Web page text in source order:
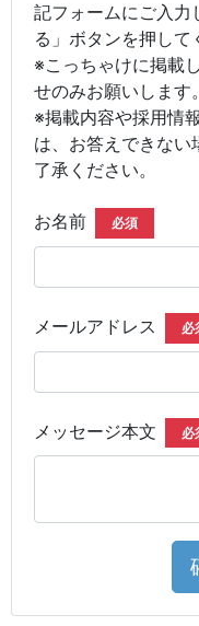
記フォームにご入力
る」ボタンを押して
※こっちゃけに掲載
せのみお願いします。
※掲載内容や採用情
は、お答えできな
了承ください。
お名前 必須
メールアドレス 必
メッセージ本文 必